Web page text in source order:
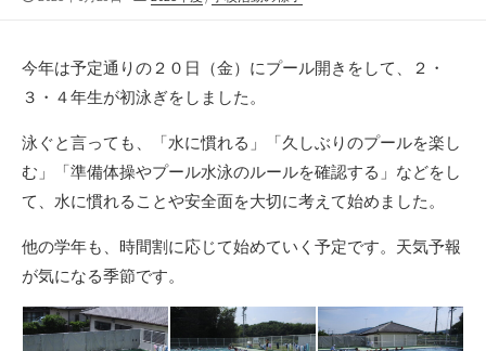
ー
今年は予定通りの２０日（金）にプール開きをして、２・
３・４年生が初泳ぎをしました。
泳ぐと言っても、「水に慣れる」「久しぶりのプールを楽し
む」「準備体操やプール水泳のルールを確認する」などをし
て、水に慣れることや安全面を大切に考えて始めました。
他の学年も、時間割に応じて始めていく予定です。天気予報
が気になる季節です。